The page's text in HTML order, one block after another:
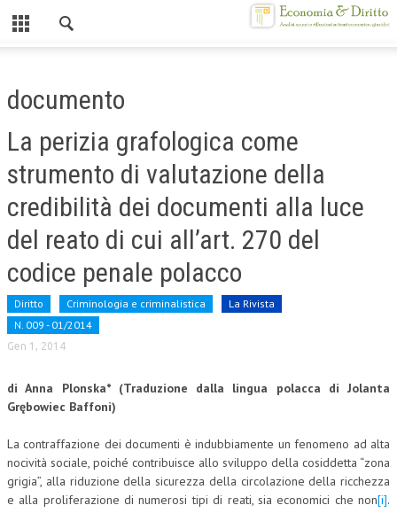
CHI SIAMO
MISSION
CONTATTI
CENTRO STUDI
ORGANIZZAZIONE
OBIETTIVI
ALTA FORMAZIONE
DIVENTA SOCIO
documento
La perizia grafologica come
strumento di valutazione della
credibilità dei documenti alla luce
del reato di cui all’art. 270 del
codice penale polacco
Diritto Criminologia e criminalistica
La Rivista
N. 009 - 01/2014
Gen 1, 2014
di Anna Plonska* (Traduzione dalla lingua polacca di Jolanta
Grębowiec Baffoni)
La contraffazione dei documenti è indubbiamente un fenomeno ad alta
nocività sociale, poiché contribuisce allo sviluppo della cosiddetta “zona
grigia”, alla riduzione della sicurezza della circolazione della ricchezza
e alla proliferazione di numerosi tipi di reati, sia economici che non[i].